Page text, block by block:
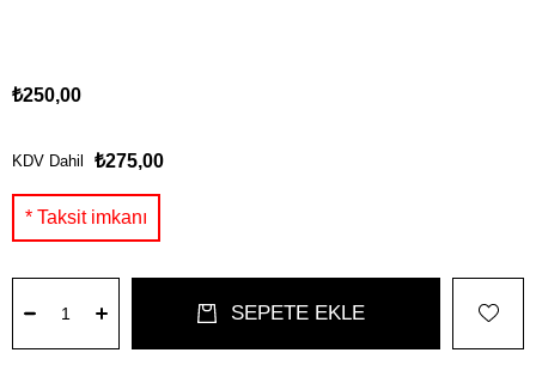
₺250,00
KDV Dahil ₺275,00